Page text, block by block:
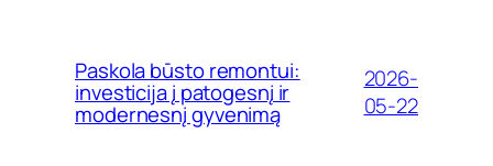
Paskola būsto remontui:
investicija į patogesnį ir
modernesnį gyvenimą
2026-
05-22